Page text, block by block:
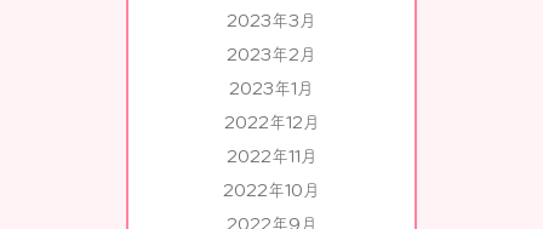
2023年3月
2023年2月
2023年1月
2022年12月
2022年11月
2022年10月